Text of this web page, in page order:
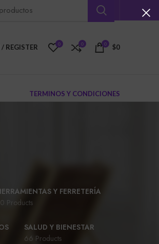
REGISTER 0 0 0 $0
TERMINOS Y CONDICIONES
Y FERRETERÍA
Products
SALUD Y BIENESTAR
66 Products